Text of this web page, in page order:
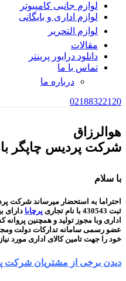
لوازم جانبی کامپیوتر
لوازم اداری و بایگانی
لوازم التحریر
مقالات
دانلود درایور پرینتر
تماس با ما
درباره ما
02188322120
هوالرزاق
شرکت پردیس چاپگر
با سلام
احتراما به استحضار میرساند شرکت
ثبت 430543 با نام تجاری
پرچابا
اداری وبا مجوز تولید و همچنین
عضو رسمی سامانه تدارکات دولت
خود را جهت تامین کالای اداری مورد
دیدن برخی از مشتریان شرکت